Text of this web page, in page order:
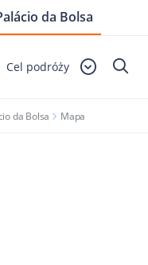
Cel podróży
da Bolsa Mapa
da Bolsa